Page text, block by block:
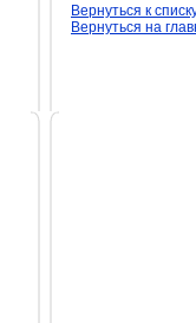
Вернуться к
Вернуться на